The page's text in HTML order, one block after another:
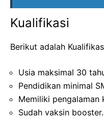
Kualifikasi
Berikut adalah
Usia maksimal 30
Pendidikan minimal
Memiliki pengalaman
Sudah vaksin booster.